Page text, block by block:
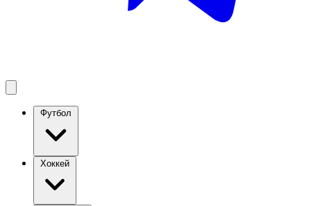
Футбол
Хоккей